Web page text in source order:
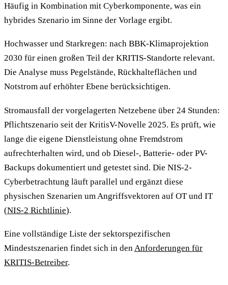
Häufig in Kombination mit Cyberkomponente, was ein
hybrides Szenario im Sinne der Vorlage ergibt.
Hochwasser und Starkregen: nach BBK-Klimaprojektion
2030 für einen großen Teil der KRITIS-Standorte relevant.
Die Analyse muss Pegelstände, Rückhalteflächen und
Notstrom auf erhöhter Ebene berücksichtigen.
Stromausfall der vorgelagerten Netzebene über 24 Stunden:
Pflichtszenario seit der KritisV-Novelle 2025. Es prüft, wie
lange die eigene Dienstleistung ohne Fremdstrom
aufrechterhalten wird, und ob Diesel-, Batterie- oder PV-
Backups dokumentiert und getestet sind. Die NIS-2-
Cyberbetrachtung läuft parallel und ergänzt diese
physischen Szenarien um Angriffsvektoren auf OT und IT
(NIS-2 Richtlinie).
Eine vollständige Liste der sektorspezifischen
Mindestszenarien findet sich in denAnforderungen für
KRITIS-Betreiber.